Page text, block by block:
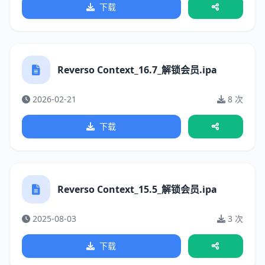
下载
Reverso Context_16.7_解锁会员.ipa
2026-02-21 8 次
下载
Reverso Context_15.5_解锁会员.ipa
2025-08-03 3 次
下载